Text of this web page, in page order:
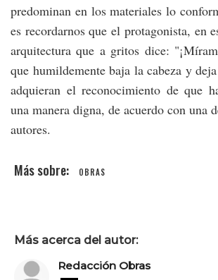
predominan en los materiales lo
es recordarnos que el protagonista, en
arquitectura que a gritos dice:
que humildemente baja la cabeza y
adquieran el reconocimiento de que
una manera digna, de acuerdo con una
autores.
OBRAS
Más acerca del autor:
Redacción Obras